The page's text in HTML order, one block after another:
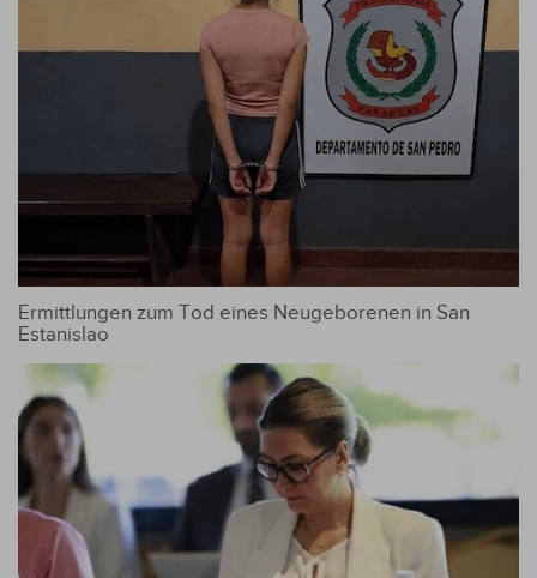
Ermittlungen zum Tod eines Neugeborenen in San
Estanislao